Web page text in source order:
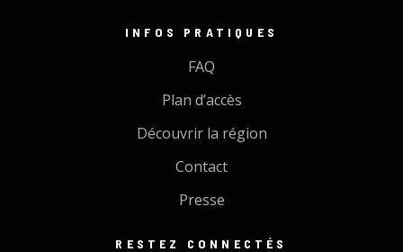
INFOS PRATIQUES
FAQ
Plan d’accès
Découvrir la région
Contact
Presse
RESTEZ CONNECTÉS